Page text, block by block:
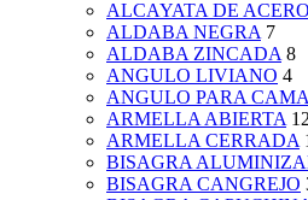
ALCAYATA DE ACERO
ALDABA NEGRA 7
ALDABA ZINCADA 8
ANGULO LIVIANO 4
ANGULO PARA CAMA
ARMELLA ABIERTA 12
ARMELLA CERRADA
BISAGRA
BISAGRA CANGREJO